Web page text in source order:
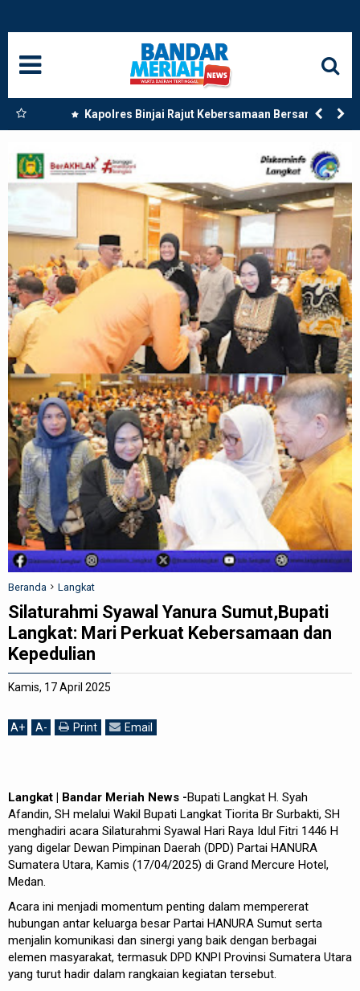
Kapolres Binjai Rajut Kebersamaan Bersama
Komunitas Ojek Online Kota Binjai
Beranda Langkat
Silaturahmi Syawal Yanura Sumut,Bupati
Langkat: Mari Perkuat Kebersamaan dan
Kepedulian
Kamis, 17 April 2025
A+ A- Print Email
Langkat | Bandar Meriah News -Bupati Langkat H. Syah
Afandin, SH melalui Wakil Bupati Langkat Tiorita Br Surbakti, SH
menghadiri acara Silaturahmi Syawal Hari Raya Idul Fitri 1446 H
yang digelar Dewan Pimpinan Daerah (DPD) Partai HANURA
Sumatera Utara, Kamis (17/04/2025) di Grand Mercure Hotel,
Medan.
Acara ini menjadi momentum penting dalam mempererat
hubungan antar keluarga besar Partai HANURA Sumut serta
menjalin komunikasi dan sinergi yang baik dengan berbagai
elemen masyarakat, termasuk DPD KNPI Provinsi Sumatera Utara
yang turut hadir dalam rangkaian kegiatan tersebut.
NASIONAL
SUMUT
LANGKAT
BISNIS
EDUKASI
ADVETORIAL
REDAKSI